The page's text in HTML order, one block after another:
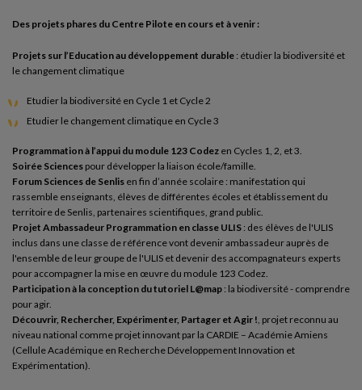
Des projets phares du Centre Pilote en cours et à venir :
Projets sur l’Education au développement durable : étudier la biodiversité et
le changement climatique
Etudier la biodiversité en Cycle 1 et Cycle 2
Etudier le changement climatique en Cycle 3
Programmation à l’appui du module 123 Codez en Cycles 1, 2, et 3.
Soirée Sciences pour développer la liaison école/famille.
Forum Sciences de Senlis en fin d’année scolaire : manifestation qui
rassemble enseignants, élèves de différentes écoles et établissement du
territoire de Senlis, partenaires scientifiques, grand public.
Projet Ambassadeur Programmation en classe ULIS : des élèves de l'ULIS
inclus dans une classe de référence vont devenir ambassadeur auprès de
l'ensemble de leur groupe de l'ULIS et devenir des accompagnateurs experts
pour accompagner la mise en œuvre du module 123 Codez.
Participation à la conception du tutoriel L@map : la biodiversité - comprendre
pour agir.
Découvrir, Rechercher, Expérimenter, Partager et Agir !, projet reconnu au
niveau national comme projet innovant par la CARDIE – Académie Amiens
(Cellule Académique en Recherche Développement Innovation et
Expérimentation).